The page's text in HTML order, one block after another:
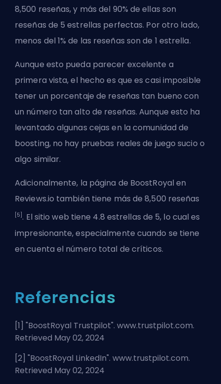
8,500 reseñas, y más del 90% de ellas son
reseñas de 5 estrellas perfectas. Por otro lado,
menos del 1% de las reseñas son de 1 estrella.
Aunque esto pueda parecer excelente a
primera vista, el hecho es que es casi imposible
tener un porcentaje de reseñas tan bueno con
un número tan alto de reseñas. Aunque esto ha
levantado algunas cejas en la comunidad de
boosting, no hay pruebas reales de juego sucio o
algo similar.
Adicionalmente, la página de BoostRoyal en
Reviews.io también tiene más de 8,500 reseñas
[5] . El sitio web tiene 4.8 estrellas de 5, lo cual es
impresionante, especialmente cuando se tiene
en cuenta el número total de críticos.
Referencias
[1] "BoostRoyal Trustpilot". www.trustpilot.com.
Retrieved May 02, 2024
[2] "BoostRoyal LinkedIn". www.trustpilot.com.
Retrieved May 02, 2024